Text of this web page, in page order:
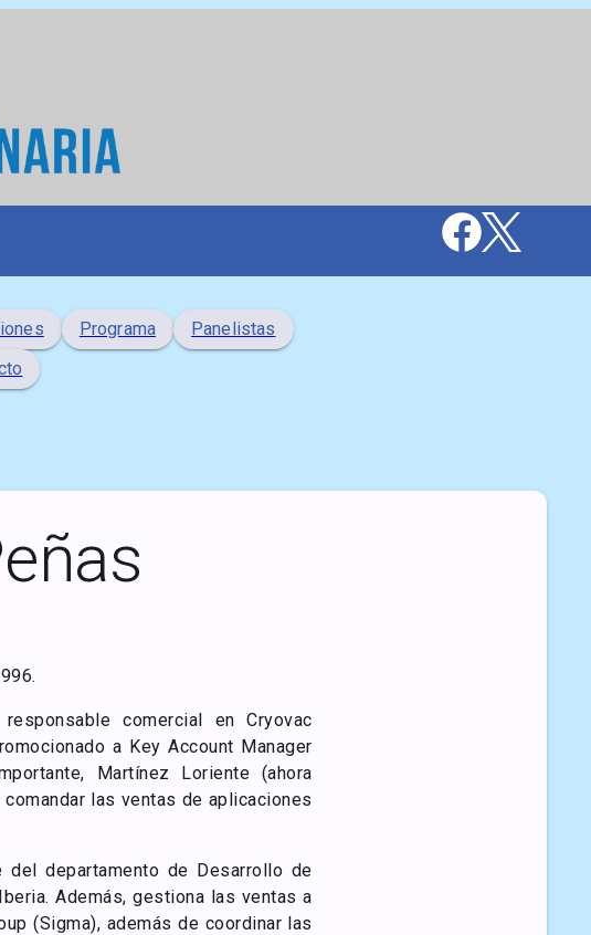
Programa
Panelistas
comercial en Cryovac
a Key Account Manager
Martínez Loriente (ahora
las ventas de aplicaciones
del departamento de Desarrollo de
Además, gestiona las ventas a
(Sigma), además de coordinar las